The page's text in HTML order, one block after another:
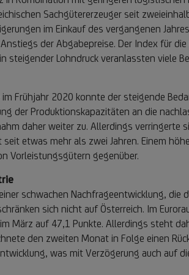
Sachgütererzeuger seit
im Einkauf des vergangenen
der Abgabepreise. Der Index für
Lohndruck veranlassten viele
Frühjahr 2020 konnte der steigende
der Produktionskapazitäten an die
daher weiter zu. Allerdings verringerte
etwas mehr als zwei Jahren. Einem
Vorleistungsgütern gegenüber.
schwachen Nachfrageentwicklung, die
sich nicht auf Österreich. Im
März auf 47,1 Punkte. Allerdings steht
den zweiten Monat in Folge einen
was mit Verzögerung auch auf